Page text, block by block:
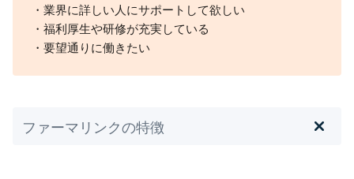
・業界に詳しい人にサポートして欲しい
・福利厚生や研修が充実している
・要望通りに働きたい
ファーマリンクの特徴